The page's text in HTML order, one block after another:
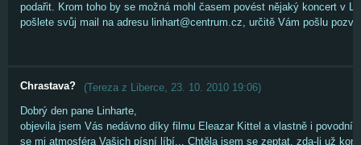
podařit. Krom toho by se možná mohl časem povést nějaký koncert v
pošlete svůj mail na adresu linhart@centrum.cz, určitě Vám pošlu
Chrastava? (Tereza z Liberce, 23. 10. 2010 19:06)
Dobrý den pane Linharte,
objevila jsem Vás nedávno díky filmu Eleazar Kittel a vlastně i
se mi atmosféra Vašich písní líbí... Chtěla jsem se zeptat, zda-li už